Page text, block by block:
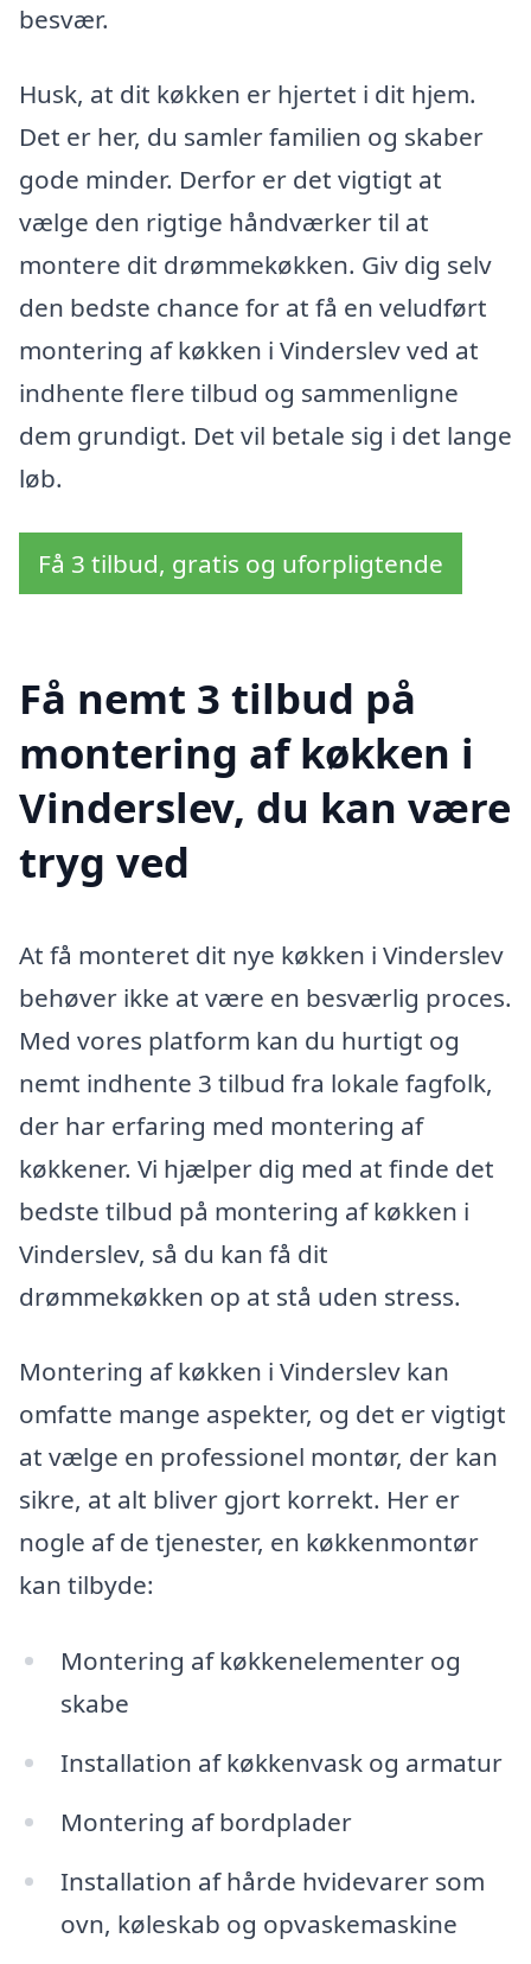
besvær.
Husk, at dit køkken er hjertet i dit hjem.
Det er her, du samler familien og skaber
gode minder. Derfor er det vigtigt at
vælge den rigtige håndværker til at
montere dit drømmekøkken. Giv dig selv
den bedste chance for at få en veludført
montering af køkken i Vinderslev ved at
indhente flere tilbud og sammenligne
dem grundigt. Det vil betale sig i det lange
løb.
Få 3 tilbud, gratis og uforpligtende
Få nemt 3 tilbud på
montering af køkken i
Vinderslev, du kan være
tryg ved
At få monteret dit nye køkken i Vinderslev
behøver ikke at være en besværlig proces.
Med vores platform kan du hurtigt og
nemt indhente 3 tilbud fra lokale fagfolk,
der har erfaring med montering af
køkkener. Vi hjælper dig med at finde det
bedste tilbud på montering af køkken i
Vinderslev, så du kan få dit
drømmekøkken op at stå uden stress.
Montering af køkken i Vinderslev kan
omfatte mange aspekter, og det er vigtigt
at vælge en professionel montør, der kan
sikre, at alt bliver gjort korrekt. Her er
nogle af de tjenester, en køkkenmontør
kan tilbyde:
Montering af køkkenelementer og
skabe
Installation af køkkenvask og armatur
Montering af bordplader
Installation af hårde hvidevarer som
ovn, køleskab og opvaskemaskine